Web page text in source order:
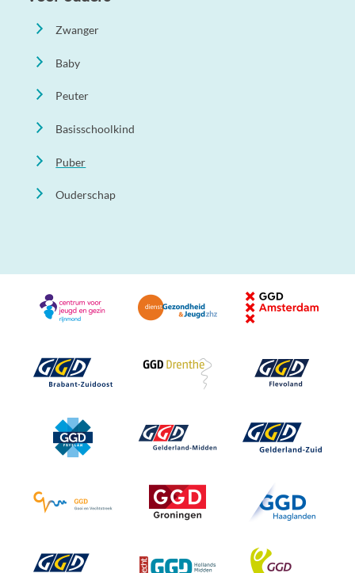
Zwanger
Baby
Peuter
Basisschoolkind
Puber
Ouderschap